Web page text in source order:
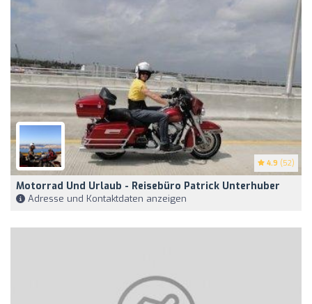
4.9 (52)
Motorrad Und Urlaub - Reisebüro Patrick Unterhuber
Adresse und Kontaktdaten anzeigen